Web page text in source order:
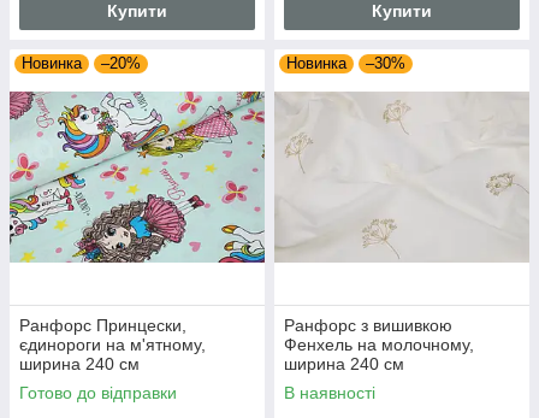
Купити Купити
Новинка –20%
Ранфорс Принцески,
єдинороги на м'ятному,
ширина 240 см
Готово до відправки
Новинка –30%
Ранфорс з вишивкою
Фенхель на молочному,
ширина 240 см
В наявності